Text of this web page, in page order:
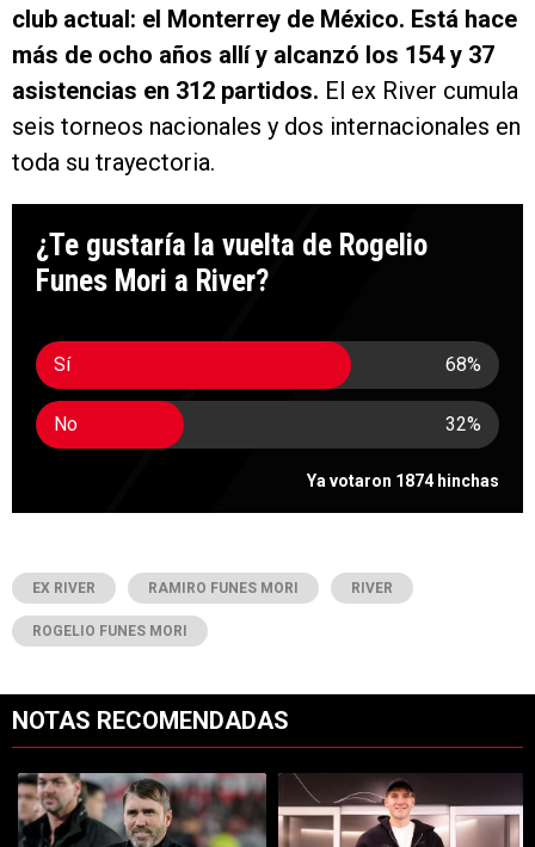
club actual: el Monterrey de México. Está hace
más de ocho años allí y alcanzó los 154 y 37
asistencias en 312 partidos. El ex River cumula
seis torneos nacionales y dos internacionales en
toda su trayectoria.
¿Te gustaría la vuelta de Rogelio
Funes Mori a River?
Sí 68%
No 32%
Ya votaron 1874 hinchas
EX RIVER RAMIRO FUNES MORI RIVER
ROGELIO FUNES MORI
NOTAS RECOMENDADAS
Un artículo de tendencia con el título "Dos debuts y un regreso
Un artículo de tendencia con el